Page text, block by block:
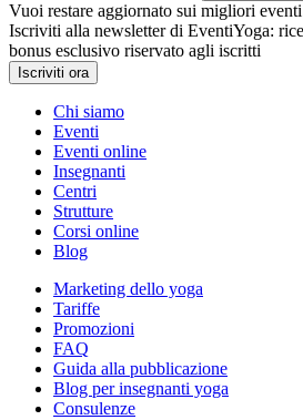
Vuoi restare aggiornato sui migliori
Iscriviti alla newsletter di EventiYoga:
bonus esclusivo riservato agli iscritti
Iscriviti ora
Chi siamo
Eventi
Eventi online
Insegnanti
Centri
Strutture
Corsi online
Blog
Marketing dello yoga
Tariffe
Promozioni
FAQ
Guida alla pubblicazione
Blog per insegnanti yoga
Consulenze